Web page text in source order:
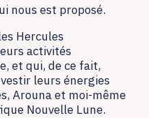
nous est proposé.
Hercules
activités
et qui, de ce fait,
leurs énergies
Arouna et moi-même
Nouvelle Lune.